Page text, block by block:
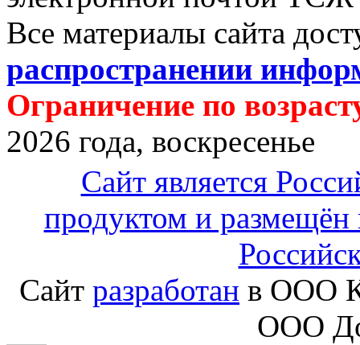
Все материалы сайта
распространении
Ограничение по
2026 года, воскресенье
Сайт является
продуктом и размещён
Сайт разработан в ООО
ООО